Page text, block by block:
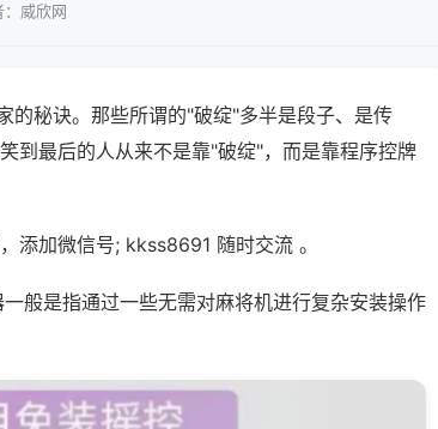
：威欣网
的秘诀。那些所谓的"破绽"多半是段子、是传
到最后的人从来不是靠"破绽"，而是靠程序控牌
添加微信号; kkss8691 随时交流 。
般是指通过一些无需对麻将机进行复杂安装操作